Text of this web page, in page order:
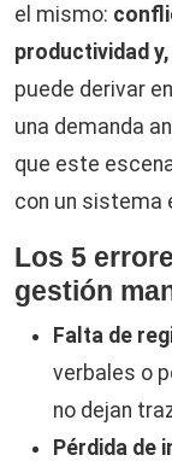
el mismo:
productividad
puede derivar
una demanda
que este
con un sistema
Los 5
gestión
Falta de
verbales o
no dejan
Pérdida de